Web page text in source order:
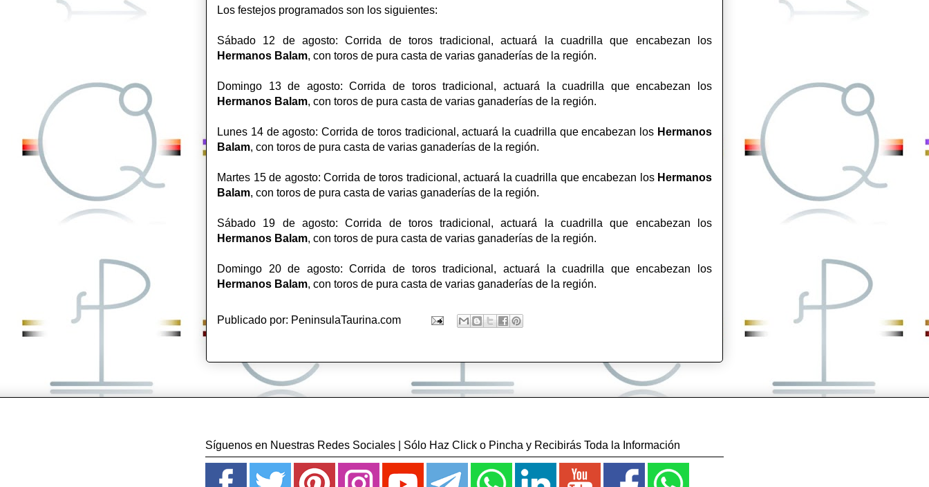
Los festejos programados son los siguientes:
Sábado 12 de agosto: Corrida de toros tradicional, actuará la cuadrilla que encabezan los
Hermanos Balam, con toros de pura casta de varias ganaderías de la región.
Domingo 13 de agosto: Corrida de toros tradicional, actuará la cuadrilla que encabezan los
Hermanos Balam, con toros de pura casta de varias ganaderías de la región.
Lunes 14 de agosto: Corrida de toros tradicional, actuará la cuadrilla que encabezan los Hermanos
Balam, con toros de pura casta de varias ganaderías de la región.
Martes 15 de agosto: Corrida de toros tradicional, actuará la cuadrilla que encabezan losHermanos
Balam, con toros de pura casta de varias ganaderías de la región.
Sábado 19 de agosto: Corrida de toros tradicional, actuará la cuadrilla que encabezan los
Hermanos Balam, con toros de pura casta de varias ganaderías de la región.
Domingo 20 de agosto: Corrida de toros tradicional, actuará la cuadrilla que encabezan los
Hermanos Balam, con toros de pura casta de varias ganaderías de la región.
Publicado por: PeninsulaTaurina.com
Síguenos en Nuestras Redes Sociales | Sólo Haz Click o Pincha y Recibirás Toda la Información